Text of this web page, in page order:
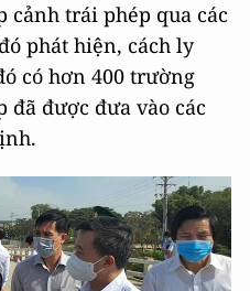
cảnh trái phép qua các
phát hiện, cách ly
có hơn 400 trường
đã được đưa vào các